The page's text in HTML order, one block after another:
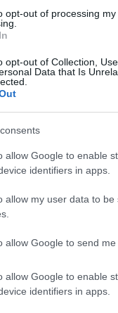
opt-out of processing
opt-out of Collection,
Data that Is
allow Google to enable
identifiers in apps.
allow my user data to
allow Google to send
allow Google to enable
identifiers in apps.
sempre più
alla
a
chi altro
🤔
le sfide
il valore
la loro capacità
ruolo? È un
approfondita del
pronto a